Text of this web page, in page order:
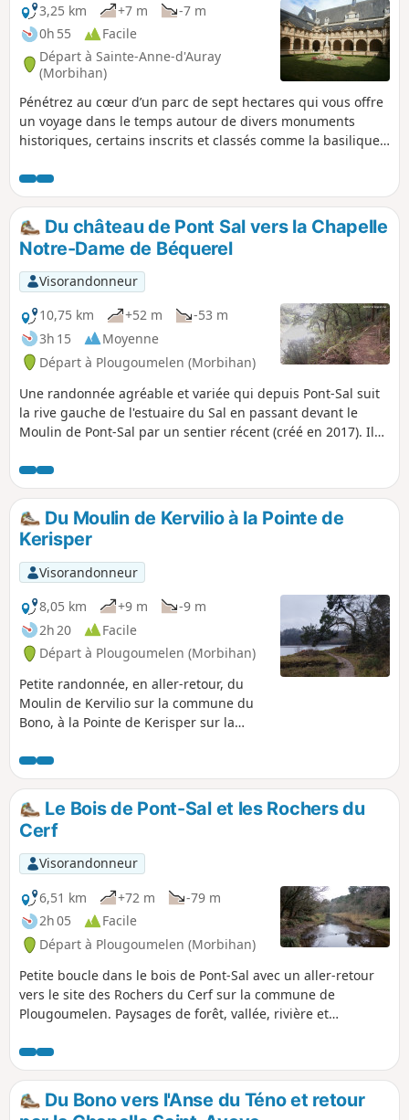
3,25 km
+7 m
-7 m
0h 55
Facile
Départ à Sainte-Anne-d'Auray
(Morbihan)
Pénétrez au cœur d’un parc de sept hectares qui vous offre
un voyage dans le temps autour de divers monuments
historiques, certains inscrits et classés comme la basilique
circuit se fera une joie de vous faire découvrir. Idéal pour
les balades en familles lors d'un dimanche après-midi.
Du château de Pont Sal vers la Chapelle
Notre-Dame de Béquerel
Visorandonneur
10,75 km
+52 m
-53 m
3h 15
Moyenne
Départ à Plougoumelen (Morbihan)
Une randonnée agréable et variée qui depuis Pont-Sal suit
la rive gauche de l'estuaire du Sal en passant devant le
Moulin de Pont-Sal par un sentier récent (créé en 2017). Il
de Kervilio. Le retour se fait en passant successivement par
la Chapelle Becquerel et le bourg de Plougoumelen pour
rejoindre Pont-Sal par une succession de sentiers typiques
du bocage breton. Vous y reviendrez.
Du Moulin de Kervilio à la Pointe de
Kerisper
Visorandonneur
8,05 km
+9 m
-9 m
2h 20
Facile
Départ à Plougoumelen (Morbihan)
Petite randonnée, en aller-retour, du
Moulin de Kervilio sur la commune du
Bono, à la Pointe de Kerisper sur la
Rivière du Bono jusqu'à son
embouchure dans la Rivière d'Auray, en
traversant son port et son vieux pont
suspendu. Praticable en toute saison
mais avec de bonnes chaussures après
les pluies !
Le Bois de Pont-Sal et les Rochers du
Cerf
Visorandonneur
6,51 km
+72 m
-79 m
2h 05
Facile
Départ à Plougoumelen (Morbihan)
Petite boucle dans le bois de Pont-Sal avec un aller-retour
vers le site des Rochers du Cerf sur la commune de
Plougoumelen. Paysages de forêt, vallée, rivière et
saison.
Du Bono vers l'Anse du Téno et retour